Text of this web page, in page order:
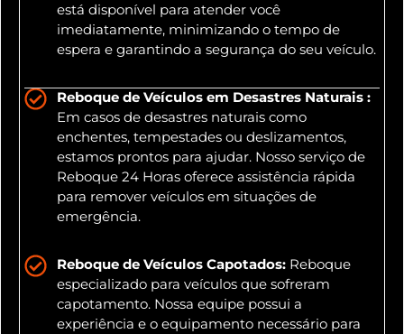
está disponível para atender você
imediatamente, minimizando o tempo de
espera e garantindo a segurança do seu veículo.
Reboque de Veículos em Desastres Naturais :
Em casos de desastres naturais como
enchentes, tempestades ou deslizamentos,
estamos prontos para ajudar. Nosso serviço de
Reboque 24 Horas oferece assistência rápida
para remover veículos em situações de
emergência.
Reboque de Veículos Capotados: Reboque
especializado para veículos que sofreram
capotamento. Nossa equipe possui a
experiência e o equipamento necessário para